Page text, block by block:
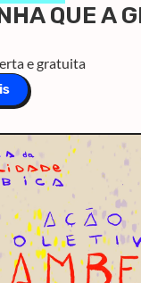
QUE A
e gratuita